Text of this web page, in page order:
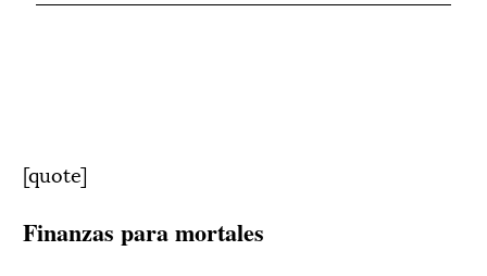
[quote]
Finanzas para mortales